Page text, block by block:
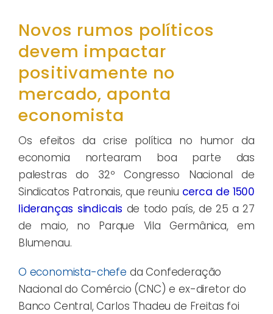
Novos rumos políticos
devem impactar
positivamente no
mercado, aponta
economista
Os efeitos da crise política no humor da
economia nortearam boa parte das
palestras do 32º Congresso Nacional de
Sindicatos Patronais, que reuniu cerca de 1500
lideranças sindicais de todo país, de 25 a 27
de maio, no Parque Vila Germânica, em
Blumenau.
O economista-chefe da Confederação
Nacional do Comércio (CNC) e ex-diretor do
Banco Central, Carlos Thadeu de Freitas foi